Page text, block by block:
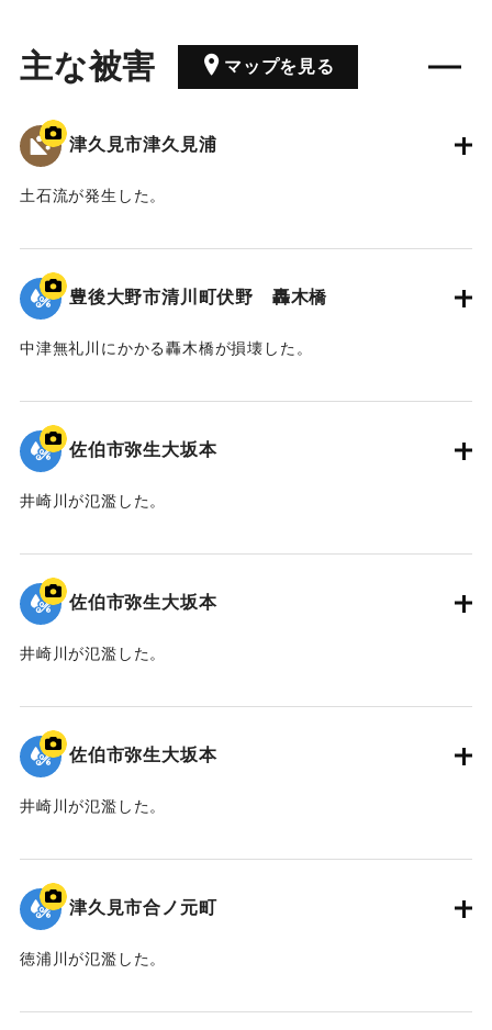
主な被害 マップを見る
津久見市津久見浦
土石流が発生した。
｜固有コード:01204098
豊後大野市清川町伏野 轟木橋
中津無礼川にかかる轟木橋が損壊した。
｜固有コード:01204097
佐伯市弥生大坂本
井崎川が氾濫した。
｜固有コード:01204096
佐伯市弥生大坂本
井崎川が氾濫した。
｜固有コード:01204095
佐伯市弥生大坂本
井崎川が氾濫した。
｜固有コード:01204094
津久見市合ノ元町
徳浦川が氾濫した。
｜固有コード:01204093